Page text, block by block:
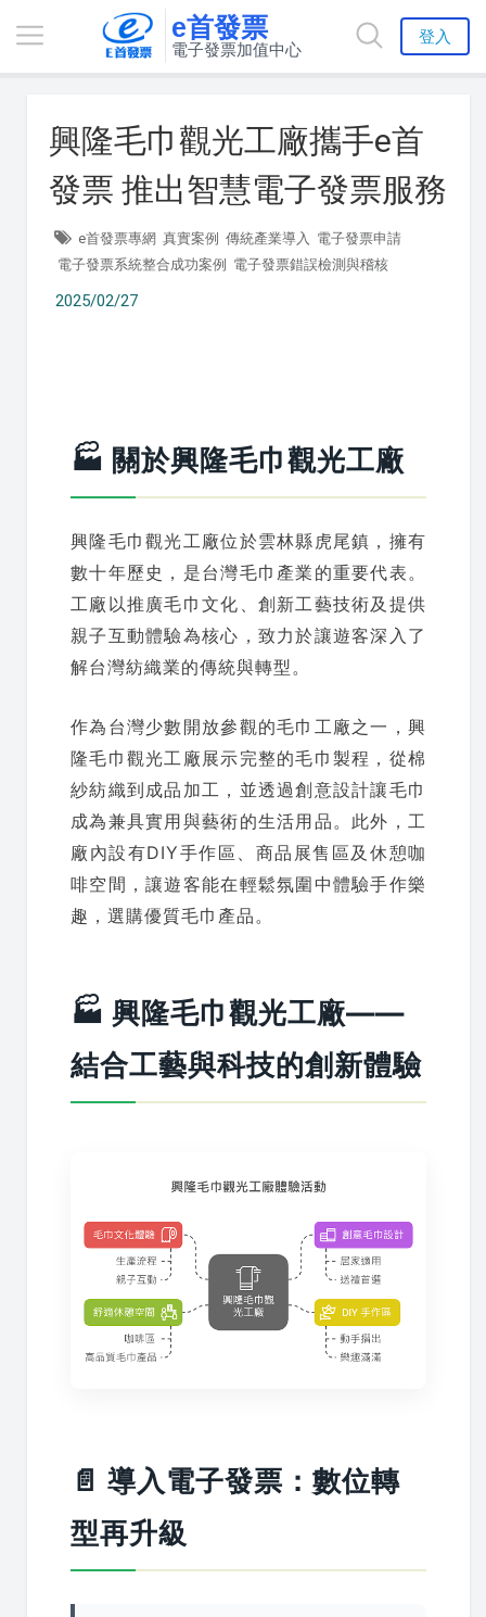
e首發票
電子發票加值中心
登入
興隆毛巾觀光工廠攜手e首
發票 推出智慧電子發票服務
e首發票專網 真實案例 傳統產業導入 電子發票申請
電子發票系統整合成功案例
電子發票錯誤檢測與稽核
2025/02/27
🏭 關於興隆毛巾觀光工廠
興隆毛巾觀光工廠位於雲林縣虎尾鎮，擁有
數十年歷史，是台灣毛巾產業的重要代表。
工廠以推廣毛巾文化、創新工藝技術及提供
親子互動體驗為核心，致力於讓遊客深入了
解台灣紡織業的傳統與轉型。
作為台灣少數開放參觀的毛巾工廠之一，興
隆毛巾觀光工廠展示完整的毛巾製程，從棉
紗紡織到成品加工，並透過創意設計讓毛巾
成為兼具實用與藝術的生活用品。此外，工
廠內設有DIY手作區、商品展售區及休憩咖
啡空間，讓遊客能在輕鬆氛圍中體驗手作樂
趣，選購優質毛巾產品。
🏭 興隆毛巾觀光工廠——
結合工藝與科技的創新體驗
📄 導入電子發票：數位轉
型再升級